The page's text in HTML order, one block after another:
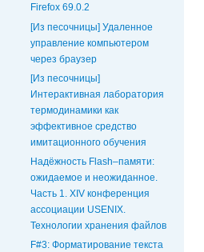
Firefox 69.0.2
[Из песочницы] Удаленное
управление компьютером
через браузер
[Из песочницы]
Интерактивная лаборатория
термодинамики как
эффективное средство
имитационного обучения
Надёжность Flash–памяти:
ожидаемое и неожиданное.
Часть 1. XIV конференция
ассоциации USENIX.
Технологии хранения файлов
F#3: Форматирование текста